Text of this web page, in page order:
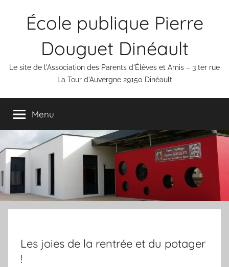
École publique Pierre
Douguet Dinéault
Le site de l'Association des Parents d'Élèves et Amis – 3 ter rue
La Tour d'Auvergne 29150 Dinéault
Menu
Les joies de la rentrée et du potager
!